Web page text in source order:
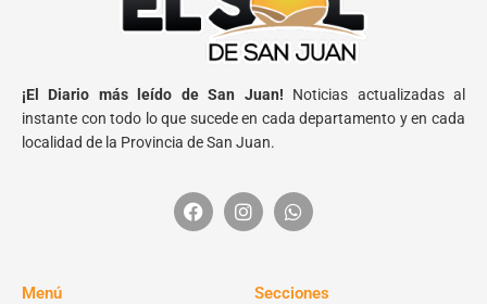
¡El Diario más leído de San Juan! Noticias actualizadas al
instante con todo lo que sucede en cada departamento y en cada
localidad de la Provincia de San Juan.
Menú Secciones